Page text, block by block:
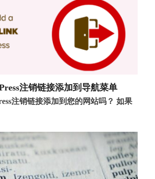
注销链接添加到导航菜单
注销链接添加到您的网站吗？ 如果